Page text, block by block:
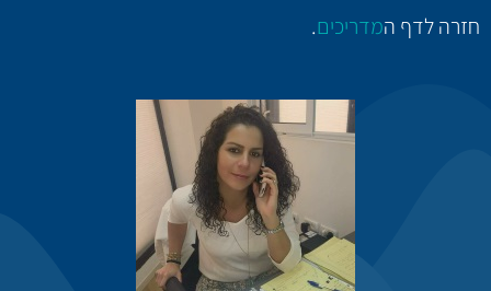
חזרה לדף המדריכים.